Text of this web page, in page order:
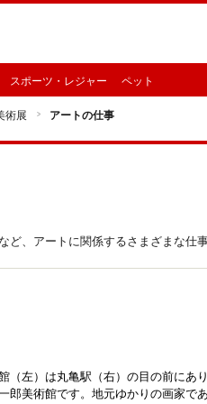
スポーツ・レジャー ペット
術展 アートの仕事
、アートに関係するさまざまな仕
（左）は丸亀駅（右）の目の前にあ
郎美術館です。地元ゆかりの画家で